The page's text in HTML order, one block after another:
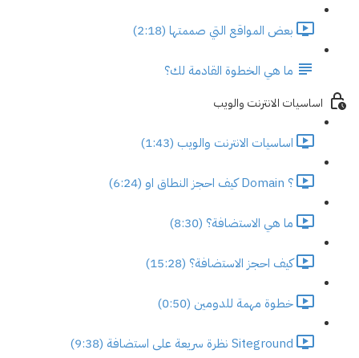
بعض المواقع التي صممتها (2:18)
ما هي الخطوة القادمة لك؟
اساسيات الانترنت والويب
اساسيات الانترنت والويب (1:43)
؟ Domain كيف احجز النطاق او (6:24)
ما هي الاستضافة؟ (8:30)
كيف احجز الاستضافة؟ (15:28)
خطوة مهمة للدومين (0:50)
Siteground نظرة سريعة على استضافة (9:38)